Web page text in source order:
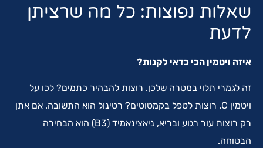
שאלות נפוצות: כל מה שרציתן
לדעת
איזה ויטמין הכי כדאי לקנות?
זה לגמרי תלוי במטרה שלכן. רוצות להבהיר כתמים? לכו על
ויטמין C. רוצות לטפל בקמטוטים? רטינול הוא התשובה. אם אתן
רק רוצות עור רגוע ובריא, ניאצינאמיד (B3) הוא הבחירה
הבטוחה.